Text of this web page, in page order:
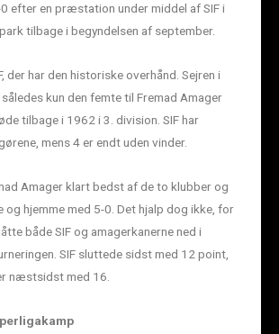
efter en præstation under middel af SIF i
tilbage i begyndelsen af september.
der har den historiske overhånd. Sejren i
kun den femte til Fremad Amager
tilbage i 1962 i 3. division. SIF har
mens 4 er endt uden vinder.
Amager klart bedst af de to klubber og
og hjemme med 5-0. Det hjalp dog ikke, for
både SIF og amagerkanerne ned i
SIF sluttede sidst med 12 point,
næstsidst med 16.